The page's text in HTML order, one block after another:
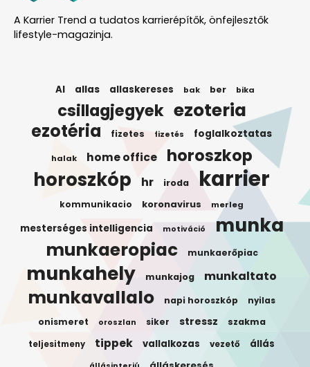
A Karrier Trend a tudatos karrierépítők, önfejlesztők
lifestyle-magazinja.
AI allas allaskereses bak ber bika
csillagjegyek ezoteria
ezotéria fizetes fizetés foglalkoztatas
halak home office horoszkop
horoszkóp hr iroda karrier
kommunikacio koronavirus merleg
mesterséges intelligencia motiváció munka
munkaeropiac munkaerőpiac
munkahely munkajog munkaltato
munkavallalo napi horoszkóp nyilas
onismeret oroszlan siker stressz szakma
teljesitmeny tippek vallalkozas vezető állás